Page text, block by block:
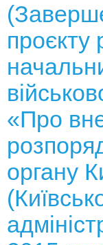
проєкту
«Про
органу